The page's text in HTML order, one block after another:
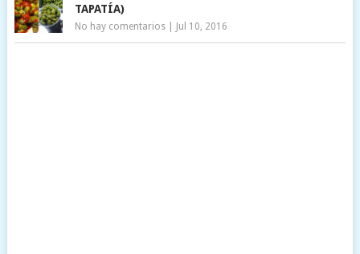
TAPATÍA)
No hay comentarios| Jul 10, 2016